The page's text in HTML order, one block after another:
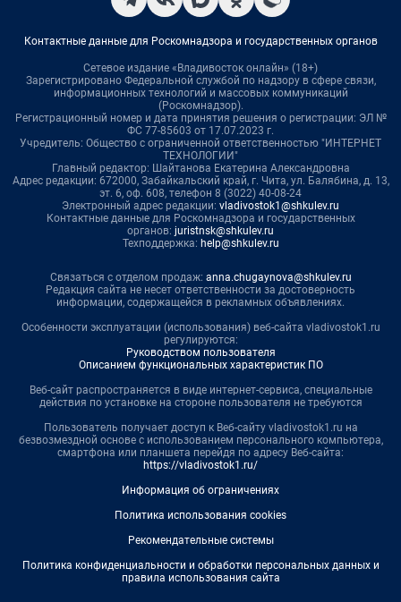
Контактные данные для Роскомнадзора и государственных органов
Сетевое издание «Владивосток онлайн» (18+)
Зарегистрировано Федеральной службой по надзору в сфере связи,
информационных технологий и массовых коммуникаций
(Роскомнадзор).
Регистрационный номер и дата принятия решения о регистрации: ЭЛ №
ФС 77-85603 от 17.07.2023 г.
Учредитель: Общество с ограниченной ответственностью "ИНТЕРНЕТ
ТЕХНОЛОГИИ"
Главный редактор: Шайтанова Екатерина Александровна
Адрес редакции: 672000, Забайкальский край, г. Чита, ул. Балябина, д. 13,
эт. 6, оф. 608, телефон 8 (3022) 40-08-24
Электронный адрес редакции: vladivostok1@shkulev.ru
Контактные данные для Роскомнадзора и государственных
органов: juristnsk@shkulev.ru
Техподдержка: help@shkulev.ru
Связаться с отделом продаж: anna.chugaynova@shkulev.ru
Редакция сайта не несет ответственности за достоверность
информации, содержащейся в рекламных объявлениях.
Особенности эксплуатации (использования) веб-сайта vladivostok1.ru
регулируются:
Руководством пользователя
Описанием функциональных характеристик ПО
Веб-сайт распространяется в виде интернет-сервиса, специальные
действия по установке на стороне пользователя не требуются
Пользователь получает доступ к Веб-сайту vladivostok1.ru на
безвозмездной основе с использованием персонального компьютера,
смартфона или планшета перейдя по адресу Веб-сайта:
https://vladivostok1.ru/
Информация об ограничениях
Политика использования cookies
Рекомендательные системы
Политика конфиденциальности и обработки персональных данных и
правила использования сайта